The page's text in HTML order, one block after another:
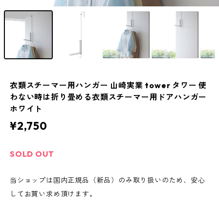
衣類スチーマー用ハンガー 山崎実業 tower タワー 使
わない時は折り畳める衣類スチーマー用ドアハンガー
ホワイト
¥2,750
SOLD OUT
当ショップは国内正規品（新品）のみ取り扱いのため、安心
してお買い求め頂けます。